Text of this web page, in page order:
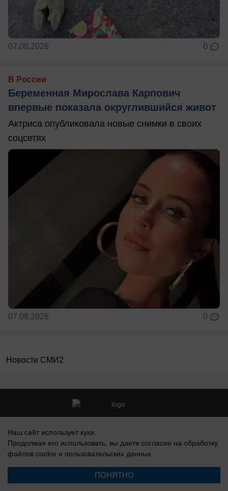
07.08.2026 0
В России
Беременная Мирослава Карпович
впервые показала округлившийся живот
Актриса опубликовала новые снимки в своих
соцсетях
07.08.2026 0
Новости СМИ2
Контакты
Информация
Наш сайт использует куки.
Продолжая его использовать, вы даете согласие на обработку
файлов cookie и пользовательских данных.
ПОНЯТНО